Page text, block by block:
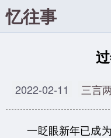
忆往事
2022-02-11 三言
一眨眼新年已成为